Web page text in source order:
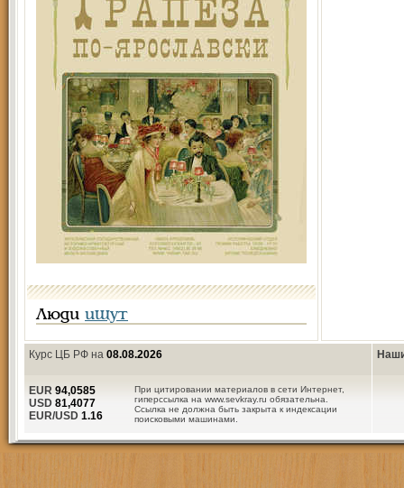
Люди ищут
Курс ЦБ РФ на 08.08.2026
При цитировании материалов в сети Интернет,
гиперссылка на www.sevkray.ru обязательна.
Ссылка не должна быть закрыта к индексации
поисковыми машинами.
EUR 94,0585
USD 81,4077
EUR/USD 1.16